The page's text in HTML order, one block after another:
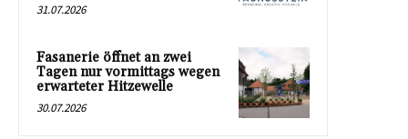
31.07.2026
Fasanerie öffnet an zwei
Tagen nur vormittags wegen
erwarteter Hitzewelle
30.07.2026